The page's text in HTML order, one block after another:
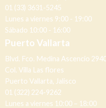
01 (33) 3631-5245
Lunes a viernes 9:00 - 19:00
Sábado 10:00 - 16:00
Puerto Vallarta
Blvd. Fco. Medina Ascencio
Col. Villa Las flores
Puerto Vallarta, Jalisco
01 (322) 224-9262
Lunes a viernes 10:00 – 18:00